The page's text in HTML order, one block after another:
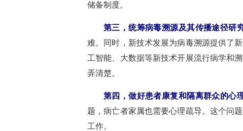
储备制度。
第三，统筹病毒溯源及其传播途径研
难。同时，新技术发展为病毒溯源提供了
工智能、大数据等新技术开展流行病学和
弄清楚。
第四，做好患者康复和隔离群众的心
题，病亡者家属也需要心理疏导。这个问
工作。